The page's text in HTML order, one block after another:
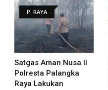
P. RAYA
Satgas Aman Nusa II
Polresta Palangka
Raya Lakukan